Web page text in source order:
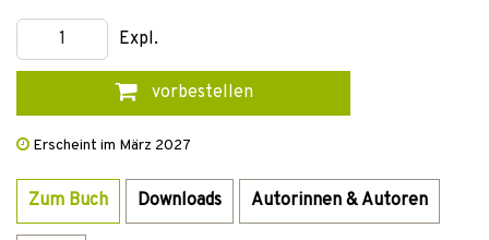
Expl.
vorbestellen
Erscheint im März 2027
Zum Buch Downloads Autorinnen & Autoren